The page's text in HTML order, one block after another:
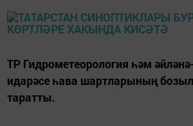
ТР Гидрометеорология һәм
идарәсе һава шартларының
таратты.